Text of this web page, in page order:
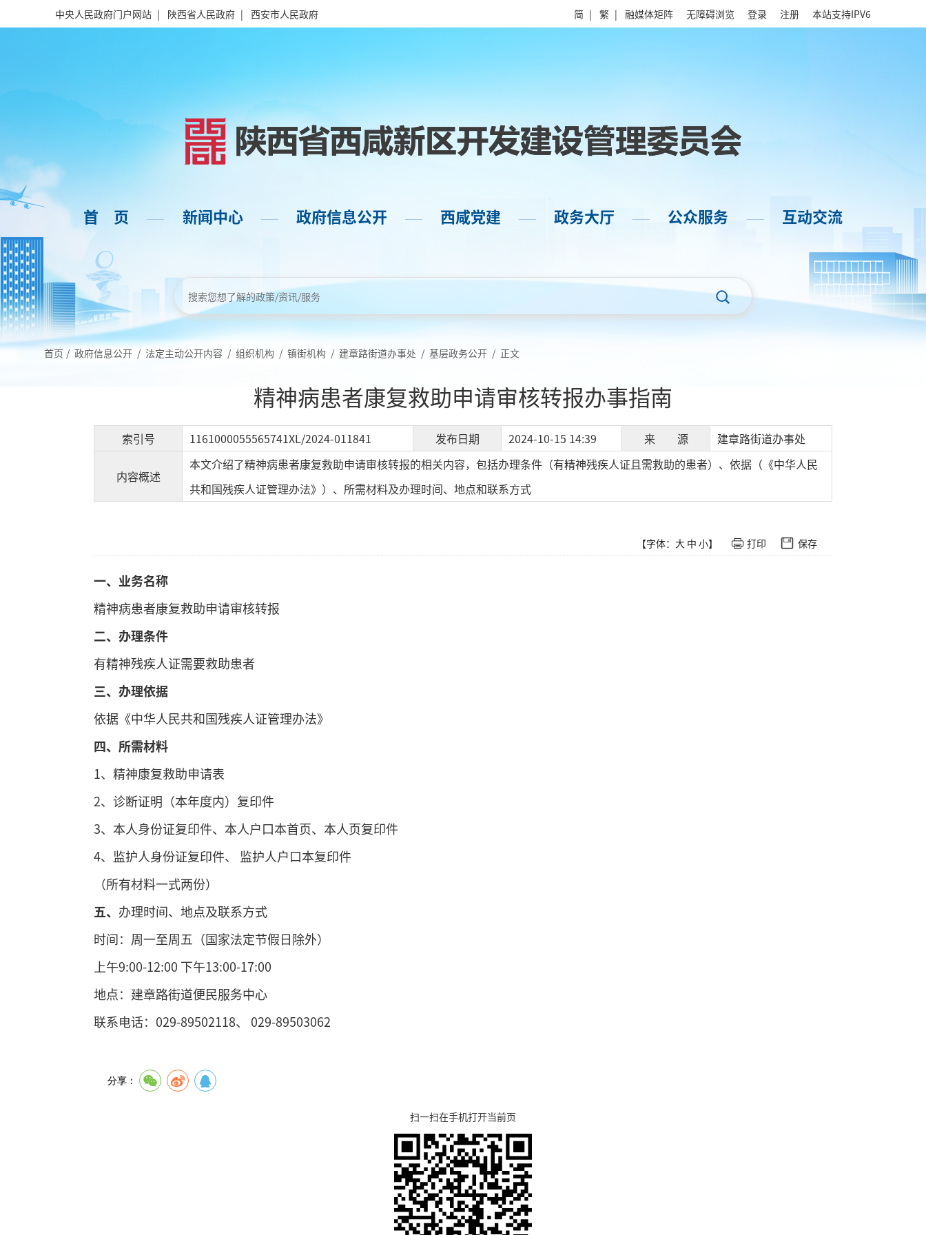
中央人民政府门户网站 | 陕西省人民政府 | 西安市人民政府 简 | 繁 | 融媒体矩阵 无障碍浏览 登录 注册 本站支持IPV6
首 页 —— 新闻中心 —— 政府信息公开 —— 西咸党建 —— 政务大厅 —— 公众服务 —— 互动交流
首页 / 政府信息公开 / 法定主动公开内容 / 组织机构 / 镇街机构 / 建章路街道办事处 / 基层政务公开 / 正文
精神病患者康复救助申请审核转报办事指南
索引号 1161000055565741XL/2024-011841 发布日期 2024-10-15 14:39 来 源 建章路街道办事处
内容概述
本文介绍了精神病患者康复救助申请审核转报的相关内容，包括办理条件（有精神残疾人证且需救助的患者）、依据（《中华人民
共和国残疾人证管理办法》）、所需材料及办理时间、地点和联系方式
【字体： 大 中 小】 打印 保存
一、 业务名称
精神病患者康复救助申请审核转报
二、 办理条件
有精神残疾人证需要救助患者
三、 办理依据
依据《中华人民共和国残疾人证管理办法》
四、 所需材料
1、精神康复救助申请表
2、诊断证明（本年度内）复印件
3、本人身份证复印件、本人户口本首页、本人页复印件
4、监护人身份证复印件、 监护人户口本复印件
（所有材料一式两份）
五、 办理时间、地点及联系方式
时间：周一至周五（国家法定节假日除外）
上午9:00-12:00 下午13:00-17:00
地点：建章路街道便民服务中心
联系电话：029-89502118、 029-89503062
分享：
扫一扫在手机打开当前页